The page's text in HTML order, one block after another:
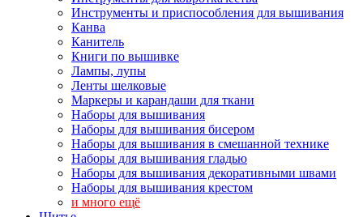
Инструменты и приспособления для вышивания
Канва
Канитель
Книги по вышивке
Лампы, лупы
Ленты шелковые
Маркеры и карандаши для ткани
Наборы для вышивания
Наборы для вышивания бисером
Наборы для вышивания в смешанной технике
Наборы для вышивания гладью
Наборы для вышивания декоративными швами
Наборы для вышивания крестом
и много ещё